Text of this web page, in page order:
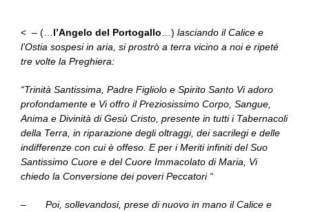
< – (… l’Angelo del Portogallo …) lasciando il Calice e
l’Ostia sospesi in aria, si prostrò a terra vicino a noi e ripeté
tre volte la Preghiera:
“Trinità Santissima, Padre Figliolo e Spirito Santo Vi adoro
profondamente e Vi offro il Preziosissimo Corpo, Sangue,
Anima e Divinità di Gesù Cristo, presente in tutti i Tabernacoli
della Terra, in riparazione degli oltraggi, dei sacrilegi e delle
indifferenze con cui è offeso. E per i Meriti infiniti del Suo
Santissimo Cuore e del Cuore Immacolato di Maria, Vi
chiedo la Conversione dei poveri Peccatori “
– Poi, sollevandosi, prese di nuovo in mano il Calice e